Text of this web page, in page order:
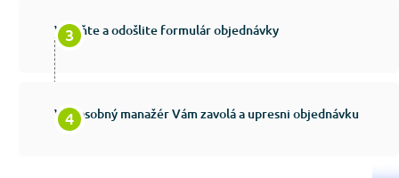
Vyplňte a odošlite formulár objednávky
Váš osobný manažér Vám zavolá a upresni objednávku